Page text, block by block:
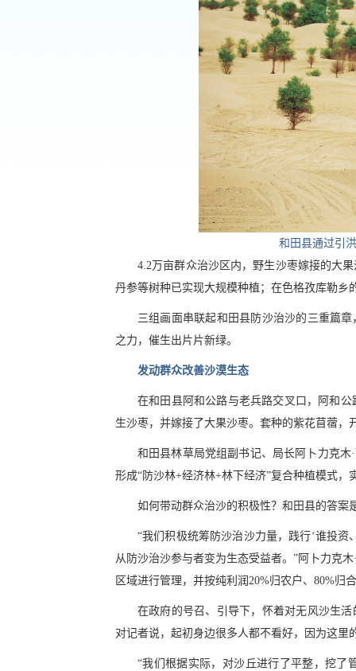
和田县通过引
4.2万亩群众治沙区内，野生沙枣嫁接的大
丹参等树种已实现大规模种植；在色格孜库勒乡
三组画面串联起和田县防沙治沙的三重篇
之力，催生出片片新绿。
发动群众改善沙漠生态
在和田县阿和公路与老兵路交叉口，阿和
生沙枣，并嫁接了大果沙枣。套种的紫花苜蓿
和田县林草局党组副书记、局长阿卜力克木
形成“防沙林+经济林+林下经济”复合种植模式
如何带动群众治沙的积极性？和田县的答案
“我们积极统筹防沙治沙力量，践行‘谁投
从防沙治沙参与者变为生态受益者。”阿卜力克
区域进行管理，并按纯利润20%归农户、80%归
在政府的号召、引导下，怀着对无风沙生
对记者说，起初身边很多人都不看好，因为这
“我们根据实际，对沙丘进行了平整，挖了